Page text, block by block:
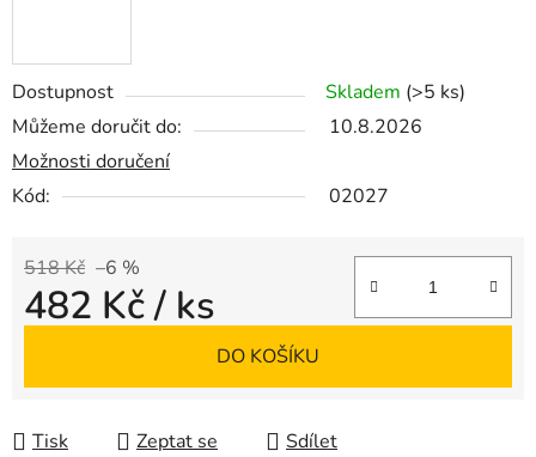
Dostupnost Skladem (>5 ks)
Můžeme doručit do:
10.8.2026
Možnosti doručení
Kód:
02027
518 Kč –6 %
482 Kč/ ks
DO KOŠÍKU
Tisk Zeptat se Sdílet